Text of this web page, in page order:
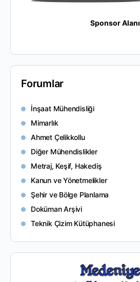
Sponsor Alanı
Forumlar
İnşaat Mühendisliği
Mimarlık
Ahmet Çelikkollu
Diğer Mühendislikler
Metraj, Keşif, Hakediş
Kanun ve Yönetmelikler
Şehir ve Bölge Planlama
Doküman Arşivi
Teknik Çizim Kütüphanesi